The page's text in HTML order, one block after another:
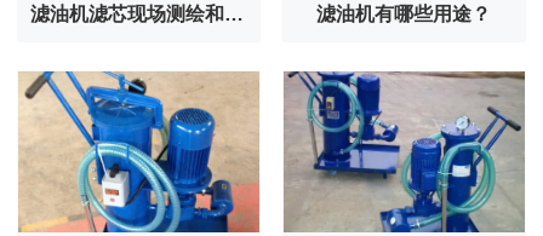
滤油机滤芯现场测绘和要求 滤油机有哪些用途？